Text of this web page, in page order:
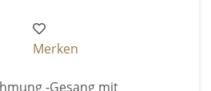
Merken
-Gesang mit